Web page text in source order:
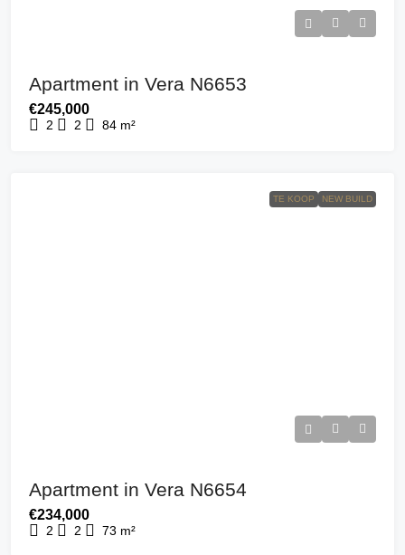
Apartment in Vera N6653
€245,000
2 2 84 m²
TE KOOP NEW BUILD
Apartment in Vera N6654
€234,000
2 2 73 m²